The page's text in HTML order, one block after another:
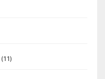
(11)